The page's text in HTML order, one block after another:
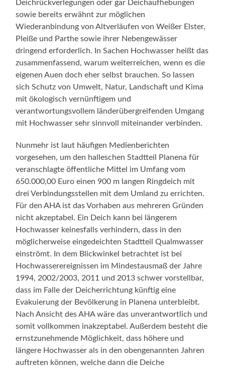
Deichrückverlegungen oder gar Deichaufhebungen
sowie bereits erwähnt zur möglichen
Wiederanbindung von Altverläufen von Weißer Elster,
Pleiße und Parthe sowie ihrer Nebengewässer
dringend erforderlich. In Sachen Hochwasser heißt das
zusammenfassend, warum weiterreichen, wenn es die
eigenen Auen doch eher selbst brauchen. So lassen
sich Schutz von Umwelt, Natur, Landschaft und Kima
mit ökologisch vernünftigem und
verantwortungsvollem länderübergreifenden Umgang
mit Hochwasser sehr sinnvoll miteinander verbinden.
Nunmehr ist laut häufigen Medienberichten
vorgesehen, um den halleschen Stadtteil Planena für
veranschlagte öffentliche Mittel im Umfang vom
650.000,00 Euro einen 900 m langen Ringdeich mit
drei Verbindungsstellen mit dem Umland zu errichten.
Für den AHA ist das Vorhaben aus mehreren Gründen
nicht akzeptabel. Ein Deich kann bei längerem
Hochwasser keinesfalls verhindern, dass in den
möglicherweise eingedeichten Stadtteil Qualmwasser
einströmt. In dem Blickwinkel betrachtet ist bei
Hochwasserereignissen im Mindestausmaß der Jahre
1994, 2002/2003, 2011 und 2013 schwer vorstellbar,
dass im Falle der Deicherrichtung künftig eine
Evakuierung der Bevölkerung in Planena unterbleibt.
Nach Ansicht des AHA wäre das unverantwortlich und
somit vollkommen inakzeptabel. Außerdem besteht die
ernstzunehmende Möglichkeit, dass höhere und
längere Hochwasser als in den obengenannten Jahren
auftreten können, welche dann die Deiche